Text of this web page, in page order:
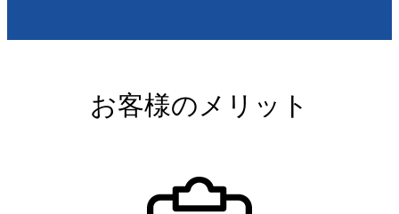
お客様のメリット